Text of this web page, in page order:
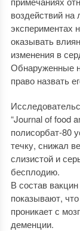
воздействий на
экспериментах
оказывать
изменения в
Обнаруженные
право назвать
“Journal of food
полисорбат-80
течку, снижал
слизистой и
бесплодию.
В состав
показывают,
проникает с
деменции.